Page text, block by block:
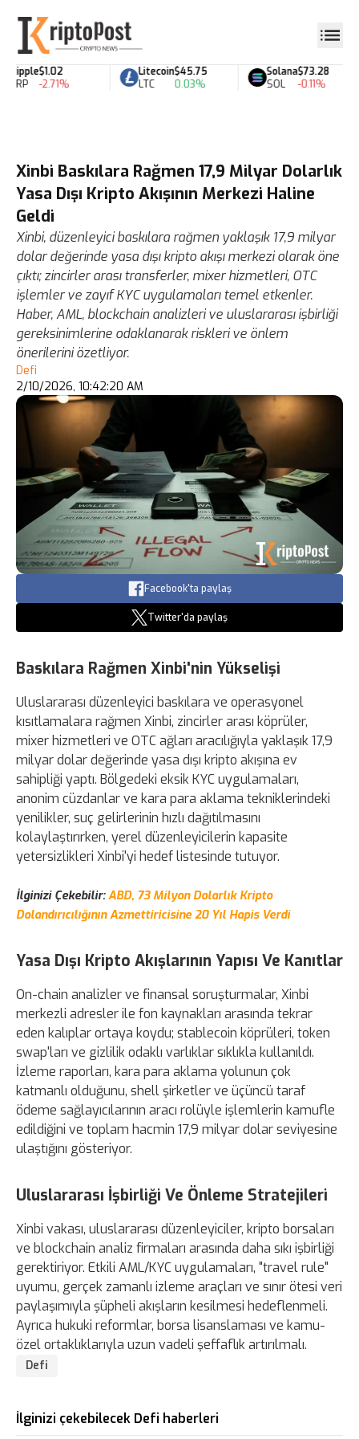
Ripple
XRP
$1.02
-2.71%
Litecoin
LTC
$45.75
0.03%
Solana
SOL
$73.28
-0.11%
Xinbi Baskılara Rağmen 17,9 Milyar Dolarlık
Yasa Dışı Kripto Akışının Merkezi Haline
Geldi
Xinbi, düzenleyici baskılara rağmen yaklaşık 17,9 milyar
dolar değerinde yasa dışı kripto akışı merkezi olarak öne
çıktı; zincirler arası transferler, mixer hizmetleri, OTC
işlemler ve zayıf KYC uygulamaları temel etkenler.
Haber, AML, blockchain analizleri ve uluslararası işbirliği
gereksinimlerine odaklanarak riskleri ve önlem
önerilerini özetliyor.
Defi
2/10/2026, 10:42:20 AM
Facebook'ta paylaş
Twitter'da paylaş
Baskılara Rağmen Xinbi'nin Yükselişi
Uluslararası düzenleyici baskılara ve operasyonel
kısıtlamalara rağmen Xinbi, zincirler arası köprüler,
mixer hizmetleri ve OTC ağları aracılığıyla yaklaşık 17,9
milyar dolar değerinde yasa dışı kripto akışına ev
sahipliği yaptı. Bölgedeki eksik KYC uygulamaları,
anonim cüzdanlar ve kara para aklama tekniklerindeki
yenilikler, suç gelirlerinin hızlı dağıtılmasını
kolaylaştırırken, yerel düzenleyicilerin kapasite
yetersizlikleri Xinbi'yi hedef listesinde tutuyor.
İlginizi Çekebilir:ABD, 73 Milyon Dolarlık Kripto
Dolandırıcılığının Azmettiricisine 20 Yıl Hapis Verdi
Yasa Dışı Kripto Akışlarının Yapısı Ve Kanıtlar
On-chain analizler ve finansal soruşturmalar, Xinbi
merkezli adresler ile fon kaynakları arasında tekrar
eden kalıplar ortaya koydu; stablecoin köprüleri, token
swap'ları ve gizlilik odaklı varlıklar sıklıkla kullanıldı.
İzleme raporları, kara para aklama yolunun çok
katmanlı olduğunu, shell şirketler ve üçüncü taraf
ödeme sağlayıcılarının aracı rolüyle işlemlerin kamufle
edildiğini ve toplam hacmin 17,9 milyar dolar seviyesine
ulaştığını gösteriyor.
Uluslararası İşbirliği Ve Önleme Stratejileri
Xinbi vakası, uluslararası düzenleyiciler, kripto borsaları
ve blockchain analiz firmaları arasında daha sıkı işbirliği
gerektiriyor. Etkili AML/KYC uygulamaları, "travel rule"
uyumu, gerçek zamanlı izleme araçları ve sınır ötesi veri
paylaşımıyla şüpheli akışların kesilmesi hedeflenmeli.
Ayrıca hukuki reformlar, borsa lisanslaması ve kamu-
özel ortaklıklarıyla uzun vadeli şeffaflık artırılmalı.
Defi
İlginizi çekebilecek Defi haberleri